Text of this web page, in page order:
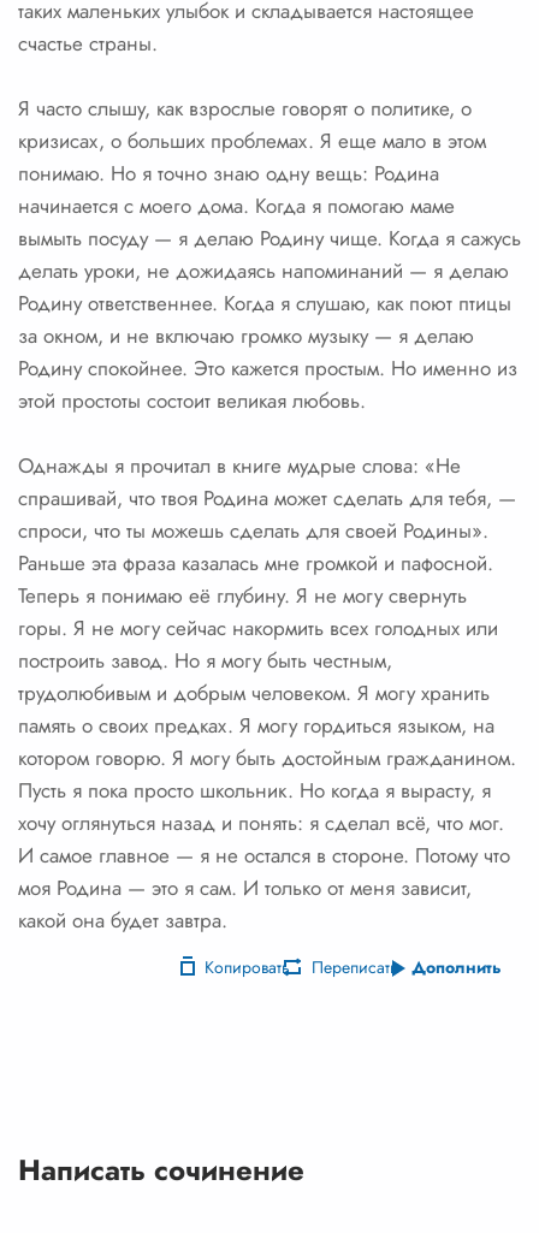
таких маленьких улыбок и складывается настоящее
счастье страны.
Я часто слышу, как взрослые говорят о политике, о
кризисах, о больших проблемах. Я еще мало в этом
понимаю. Но я точно знаю одну вещь: Родина
начинается с моего дома. Когда я помогаю маме
вымыть посуду — я делаю Родину чище. Когда я сажусь
делать уроки, не дожидаясь напоминаний — я делаю
Родину ответственнее. Когда я слушаю, как поют птицы
за окном, и не включаю громко музыку — я делаю
Родину спокойнее. Это кажется простым. Но именно из
этой простоты состоит великая любовь.
Однажды я прочитал в книге мудрые слова: «Не
спрашивай, что твоя Родина может сделать для тебя, —
спроси, что ты можешь сделать для своей Родины».
Раньше эта фраза казалась мне громкой и пафосной.
Теперь я понимаю её глубину. Я не могу свернуть
горы. Я не могу сейчас накормить всех голодных или
построить завод. Но я могу быть честным,
трудолюбивым и добрым человеком. Я могу хранить
память о своих предках. Я могу гордиться языком, на
котором говорю. Я могу быть достойным гражданином.
Пусть я пока просто школьник. Но когда я вырасту, я
хочу оглянуться назад и понять: я сделал всё, что мог.
И самое главное — я не остался в стороне. Потому что
моя Родина — это я сам. И только от меня зависит,
какой она будет завтра.
Копировать Переписать Дополнить
Написать сочинение